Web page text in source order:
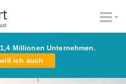
Millionen Unternehmen.
ich auch